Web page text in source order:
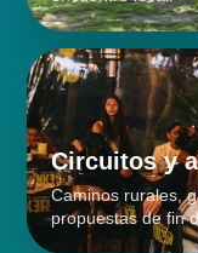
Circuitos y
Caminos rurales,
propuestas de fin